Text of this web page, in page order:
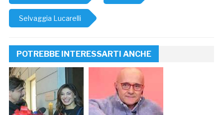
Selvaggia Lucarelli
POTREBBE INTERESSARTI ANCHE